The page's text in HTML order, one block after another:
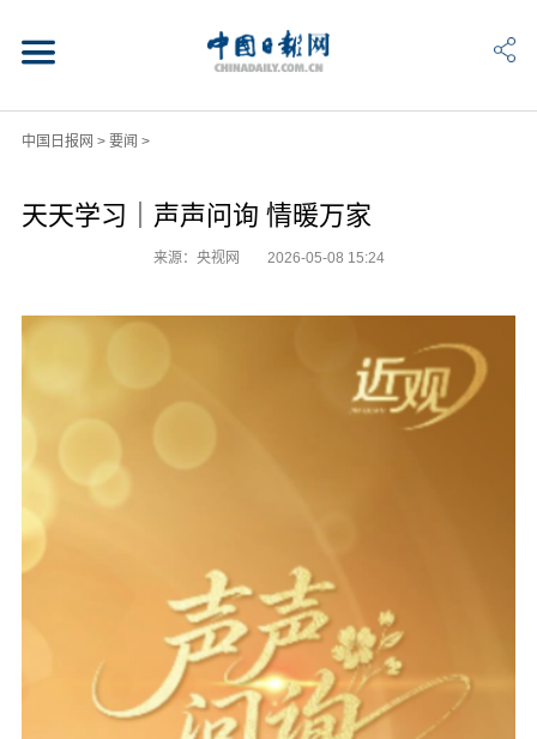
中国日报网 > 要闻 >
天天学习｜声声问询 情暖万家
来源：央视网 2026-05-08 15:24